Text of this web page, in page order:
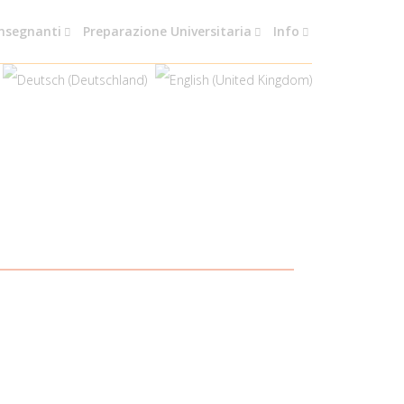
Preparazione Universitaria Info